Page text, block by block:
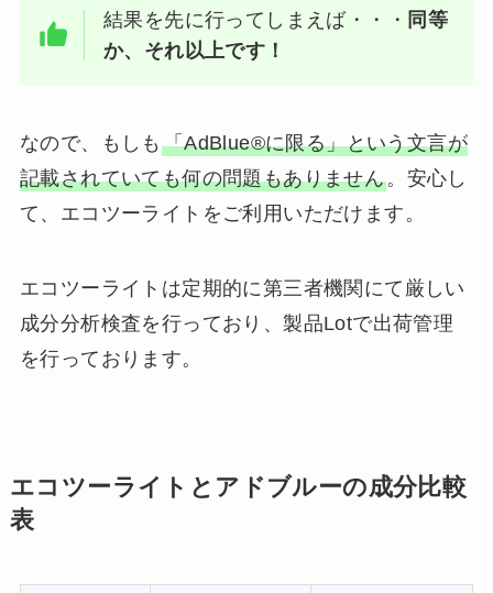
結果を先に行ってしまえば・・・ 同等
か、それ以上です！
なので、もしも 「AdBlue®に限る」という文言が
記載されていても何の問題もありません。安心し
て、エコツーライトをご利用いただけます。
エコツーライトは定期的に第三者機関にて厳しい
成分分析検査を行っており、製品Lotで出荷管理
を行っております。
エコツーライトとアドブルーの成分比較
表